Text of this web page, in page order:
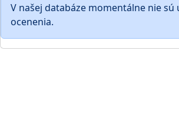
V našej databáze momentálne nie sú
ocenenia.